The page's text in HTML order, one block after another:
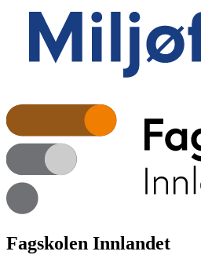
Fagskolen Innlandet